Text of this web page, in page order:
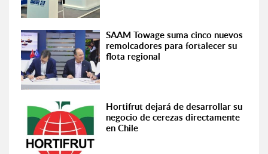
SAAM Towage suma cinco nuevos
remolcadores para fortalecer su
flota regional
Hortifrut dejará de desarrollar su
negocio de cerezas directamente
en Chile